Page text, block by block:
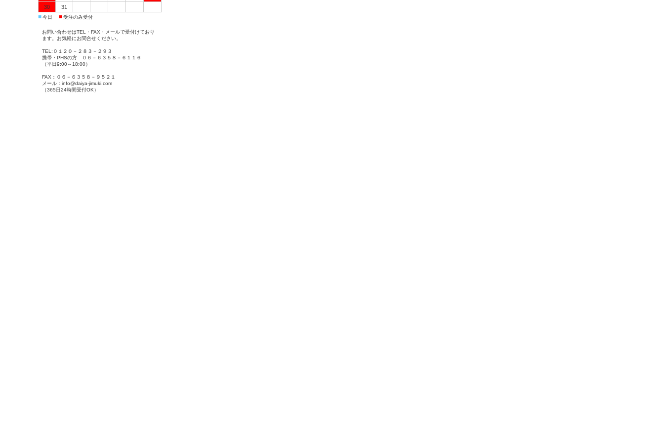
30
31
■今日 ■受注のみ受付
お問い合わせはTEL・FAX・メールで受付けており
ます。お気軽にお問合せください。
TEL:０１２０－２８３－２９３
携帯・PHSの方 ０６－６３５８－６１１６
（平日9:00～18:00）
FAX：０６－６３５８－９５２１
メール：info@daiya-jimuki.com
（365日24時間受付OK）